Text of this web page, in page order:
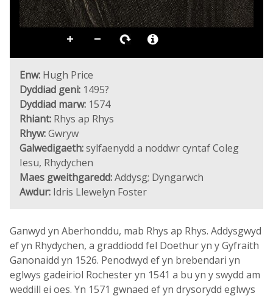
Enw: Hugh Price
Dyddiad geni: 1495?
Dyddiad marw: 1574
Rhiant: Rhys ap Rhys
Rhyw:Gwryw
Galwedigaeth:sylfaenydd a noddwr cyntaf Coleg
Iesu, Rhydychen
Maes gweithgaredd:Addysg; Dyngarwch
Awdur: Idris Llewelyn Foster
Ganwyd yn Aberhonddu, mab Rhys ap Rhys. Addysgwyd
ef yn Rhydychen, a graddiodd fel Doethur yn y Gyfraith
Ganonaidd yn 1526. Penodwyd ef yn brebendari yn
eglwys gadeiriol Rochester yn 1541 a bu yn y swydd am
weddill ei oes. Yn 1571 gwnaed ef yn drysorydd eglwys